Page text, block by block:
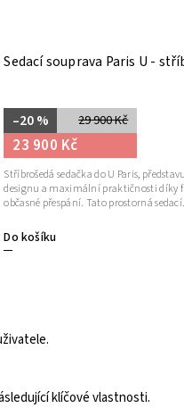
Sedací souprava Paris U -
29 900 Kč
–20 %
23 900 Kč
Do košíku
Stříbrošedá sedačka do U Paris,
designu a maximální praktičnosti díky
občasné přespání. Tato prostorná
klíčové vlastnosti.